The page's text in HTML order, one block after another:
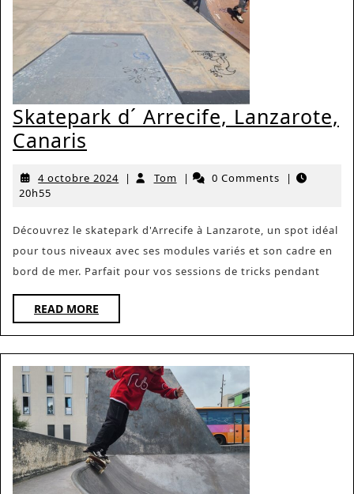
Skatepark d´ Arrecife, Lanzarote,
Canaris
´
Lanzarote,
Canaris
4 octobre 20244
| TomTom
| 0 Comments
|
20h55
Découvrez le skatepark d'Arrecife à Lanzarote, un spot idéal
pour tous niveaux avec ses modules variés et son cadre en
bord de mer. Parfait pour vos sessions de tricks pendant
READ MORE
MORE